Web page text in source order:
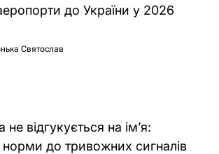
до України у 2026
Святослав
відгукується на ім’я:
норми до тривожних сигналів